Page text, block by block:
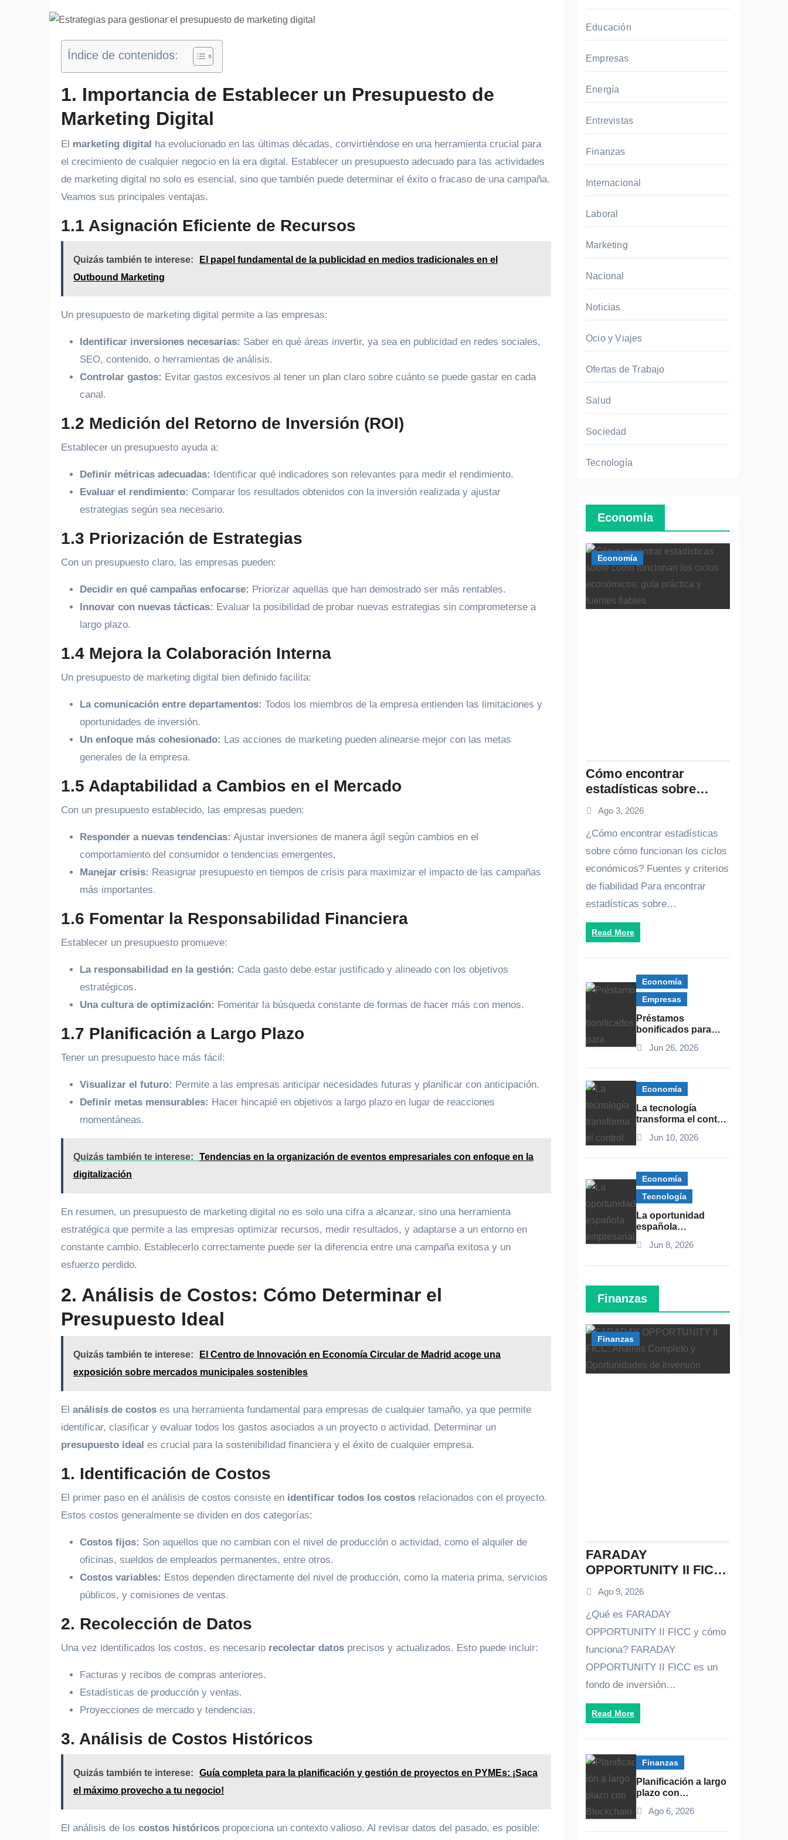
Índice de contenidos:
1. Importancia de Establecer un Presupuesto de
Marketing Digital
El marketing digital ha evolucionado en las últimas décadas, convirtiéndose en una herramienta crucial para
el crecimiento de cualquier negocio en la era digital. Establecer un presupuesto adecuado para las actividades
de marketing digital no solo es esencial, sino que también puede determinar el éxito o fracaso de una campaña.
Veamos sus principales ventajas.
1.1 Asignación Eficiente de Recursos
Quizás también te interese:
El papel fundamental de la publicidad en medios tradicionales en el
Outbound Marketing
Un presupuesto de marketing digital permite a las empresas:
Identificar inversiones necesarias: Saber en qué áreas invertir, ya sea en publicidad en redes sociales,
SEO, contenido, o herramientas de análisis.
Controlar gastos: Evitar gastos excesivos al tener un plan claro sobre cuánto se puede gastar en cada
canal.
1.2 Medición del Retorno de Inversión (ROI)
Establecer un presupuesto ayuda a:
Definir métricas adecuadas: Identificar qué indicadores son relevantes para medir el rendimiento.
Evaluar el rendimiento: Comparar los resultados obtenidos con la inversión realizada y ajustar
estrategias según sea necesario.
1.3 Priorización de Estrategias
Con un presupuesto claro, las empresas pueden:
Decidir en qué campañas enfocarse: Priorizar aquellas que han demostrado ser más rentables.
Innovar con nuevas tácticas: Evaluar la posibilidad de probar nuevas estrategias sin comprometerse a
largo plazo.
1.4 Mejora la Colaboración Interna
Un presupuesto de marketing digital bien definido facilita:
La comunicación entre departamentos: Todos los miembros de la empresa entienden las limitaciones y
oportunidades de inversión.
Un enfoque más cohesionado: Las acciones de marketing pueden alinearse mejor con las metas
generales de la empresa.
1.5 Adaptabilidad a Cambios en el Mercado
Con un presupuesto establecido, las empresas pueden:
Responder a nuevas tendencias: Ajustar inversiones de manera ágil según cambios en el
comportamiento del consumidor o tendencias emergentes.
Manejar crisis: Reasignar presupuesto en tiempos de crisis para maximizar el impacto de las campañas
más importantes.
1.6 Fomentar la Responsabilidad Financiera
Establecer un presupuesto promueve:
La responsabilidad en la gestión: Cada gasto debe estar justificado y alineado con los objetivos
estratégicos.
Una cultura de optimización: Fomentar la búsqueda constante de formas de hacer más con menos.
1.7 Planificación a Largo Plazo
Tener un presupuesto hace más fácil:
Visualizar el futuro: Permite a las empresas anticipar necesidades futuras y planificar con anticipación.
Definir metas mensurables: Hacer hincapié en objetivos a largo plazo en lugar de reacciones
momentáneas.
Quizás también te interese:
Tendencias en la organización de eventos empresariales con enfoque en la
digitalización
En resumen, un presupuesto de marketing digital no es solo una cifra a alcanzar, sino una herramienta
estratégica que permite a las empresas optimizar recursos, medir resultados, y adaptarse a un entorno en
constante cambio. Establecerlo correctamente puede ser la diferencia entre una campaña exitosa y un
esfuerzo perdido.
2. Análisis de Costos: Cómo Determinar el
Presupuesto Ideal
Quizás también te interese:
El Centro de Innovación en Economía Circular de Madrid acoge una
exposición sobre mercados municipales sostenibles
El análisis de costos es una herramienta fundamental para empresas de cualquier tamaño, ya que permite
identificar, clasificar y evaluar todos los gastos asociados a un proyecto o actividad. Determinar un
presupuesto ideal es crucial para la sostenibilidad financiera y el éxito de cualquier empresa.
1. Identificación de Costos
El primer paso en el análisis de costos consiste en identificar todos los costos relacionados con el proyecto.
Estos costos generalmente se dividen en dos categorías:
Costos fijos: Son aquellos que no cambian con el nivel de producción o actividad, como el alquiler de
oficinas, sueldos de empleados permanentes, entre otros.
Costos variables: Estos dependen directamente del nivel de producción, como la materia prima, servicios
públicos, y comisiones de ventas.
2. Recolección de Datos
Una vez identificados los costos, es necesario recolectar datos precisos y actualizados. Esto puede incluir:
Facturas y recibos de compras anteriores.
Estadísticas de producción y ventas.
Proyecciones de mercado y tendencias.
3. Análisis de Costos Históricos
Quizás también te interese:
Guía completa para la planificación y gestión de proyectos en PYMEs: ¡Saca
el máximo provecho a tu negocio!
El análisis de los costos históricos proporciona un contexto valioso. Al revisar datos del pasado, es posible:
Educación
Empresas
Energía
Entrevistas
Finanzas
Internacional
Laboral
Marketing
Nacional
Noticias
Ocio y Viajes
Ofertas de Trabajo
Salud
Sociedad
Tecnología
Economía
Economía
Cómo encontrar
estadísticas sobre
cómo funcionan los
ciclos económicos:
guía práctica y fuentes
fiables
Ago 3, 2026
¿Cómo encontrar estadísticas
sobre cómo funcionan los ciclos
económicos? Fuentes y criterios
de fiabilidad Para encontrar
estadísticas sobre…
Read More
Economía
Empresas
Préstamos
bonificados para
financiación de
Jun 26, 2026
Economía
La tecnología
transforma el control
y pequeños
Jun 10, 2026
Economía
Tecnología
La oportunidad
española
impulsada por la IA y
Jun 8, 2026
Finanzas
Finanzas
FARADAY
OPPORTUNITY II FICC:
Análisis Completo y
Oportunidades de
Inversión
Ago 9, 2026
¿Qué es FARADAY
OPPORTUNITY II FICC y cómo
funciona? FARADAY
OPPORTUNITY II FICC es un
fondo de inversión…
Read More
Finanzas
Planificación a largo
plazo con
fintech: estrategia y
Ago 6, 2026